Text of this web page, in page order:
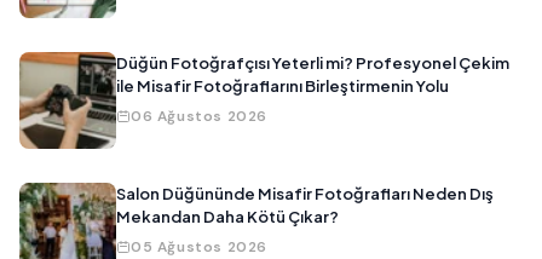
Düğün Fotoğrafçısı Yeterli mi? Profesyonel Çekim
ile Misafir Fotoğraflarını Birleştirmenin Yolu
06 Ağustos 2026
Salon Düğününde Misafir Fotoğrafları Neden Dış
Mekandan Daha Kötü Çıkar?
05 Ağustos 2026